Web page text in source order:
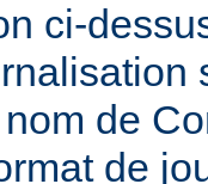
ci-
de
de